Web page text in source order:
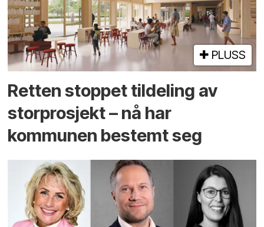
PLUSS
Retten stoppet tildeling av
storprosjekt – nå har
kommunen bestemt seg